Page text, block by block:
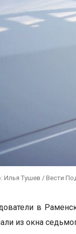
Илья Тушев / Вести
в
из окна